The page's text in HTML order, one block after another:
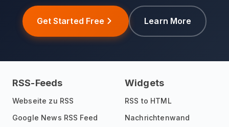
Get Started Free Learn More
RSS-Feeds
Webseite zu RSS
Google News RSS Feed
Widgets
RSS to HTML
Nachrichtenwand